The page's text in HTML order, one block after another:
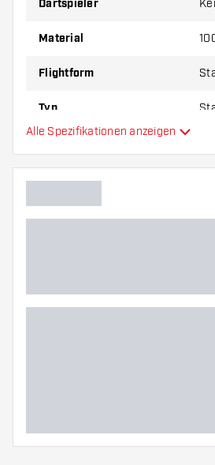
Material oder eine andere
um herauszufinden, welche
Dartspieler
Material
Flightform
Typ
Hauptfarbe
Alle Spezifikationen anzeigen